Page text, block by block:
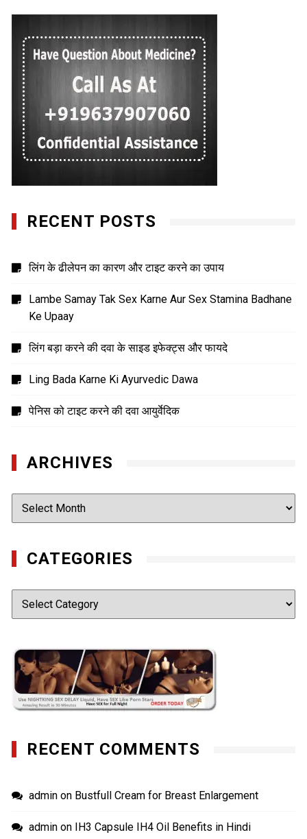
RECENT POSTS
लिंग के ढीलेपन का कारण और टाइट करने का उपाय
Lambe Samay Tak Sex Karne Aur Sex Stamina Badhane
Ke Upaay
लिंग बड़ा करने की दवा के साइड इफेक्ट्स और फायदे
Ling Bada Karne Ki Ayurvedic Dawa
पेनिस को टाइट करने की दवा आयुर्वेदिक
ARCHIVES
Archives
CATEGORIES
Categories
RECENT COMMENTS
admin on Bustfull Cream for Breast Enlargement
admin on IH3 Capsule IH4 Oil Benefits in Hindi